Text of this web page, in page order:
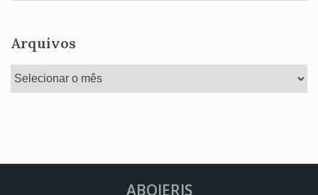
Arquivos
Arquivos
ABOJERIS